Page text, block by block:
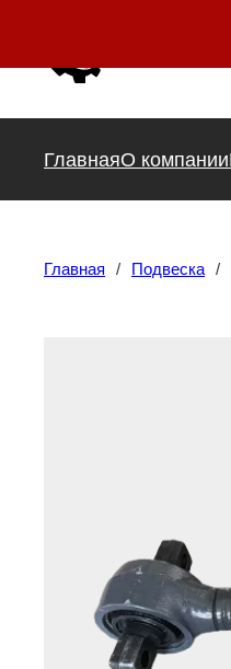
ГлавнаяО компании
Главная / Подвеска /